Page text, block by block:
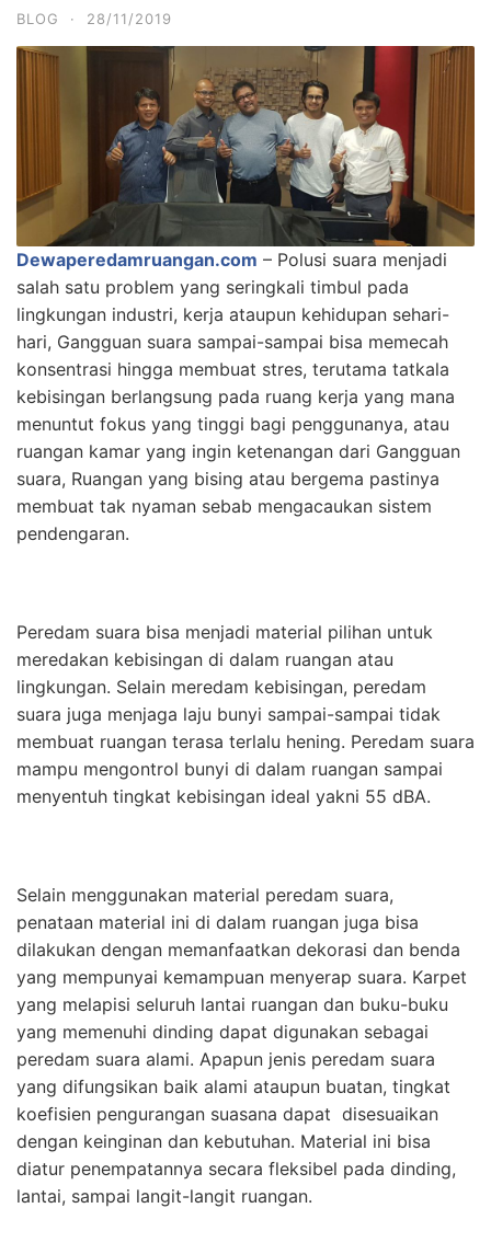
BLOG · 28/11/2019
Dewaperedamruangan.com – Polusi suara menjadi
salah satu problem yang seringkali timbul pada
lingkungan industri, kerja ataupun kehidupan sehari-
hari, Gangguan suara sampai-sampai bisa memecah
konsentrasi hingga membuat stres, terutama tatkala
kebisingan berlangsung pada ruang kerja yang mana
menuntut fokus yang tinggi bagi penggunanya, atau
ruangan kamar yang ingin ketenangan dari Gangguan
suara, Ruangan yang bising atau bergema pastinya
membuat tak nyaman sebab mengacaukan sistem
pendengaran.
Peredam suara bisa menjadi material pilihan untuk
meredakan kebisingan di dalam ruangan atau
lingkungan. Selain meredam kebisingan, peredam
suara juga menjaga laju bunyi sampai-sampai tidak
membuat ruangan terasa terlalu hening. Peredam suara
mampu mengontrol bunyi di dalam ruangan sampai
menyentuh tingkat kebisingan ideal yakni 55 dBA.
Selain menggunakan material peredam suara,
penataan material ini di dalam ruangan juga bisa
dilakukan dengan memanfaatkan dekorasi dan benda
yang mempunyai kemampuan menyerap suara. Karpet
yang melapisi seluruh lantai ruangan dan buku-buku
yang memenuhi dinding dapat digunakan sebagai
peredam suara alami. Apapun jenis peredam suara
yang difungsikan baik alami ataupun buatan, tingkat
koefisien pengurangan suasana dapat disesuaikan
dengan keinginan dan kebutuhan. Material ini bisa
diatur penempatannya secara fleksibel pada dinding,
lantai, sampai langit-langit ruangan.